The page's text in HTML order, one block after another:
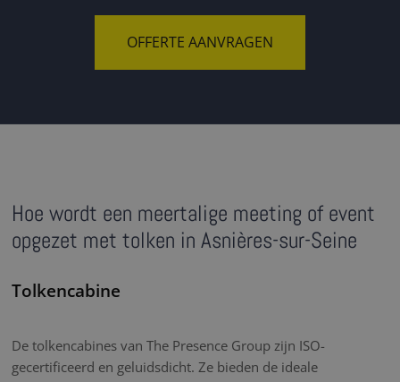
OFFERTE AANVRAGEN
Hoe wordt een meertalige meeting of event
opgezet met tolken in Asnières-sur-Seine
Tolkencabine
De tolkencabines van The Presence Group zijn ISO-
gecertificeerd en geluidsdicht. Ze bieden de ideale